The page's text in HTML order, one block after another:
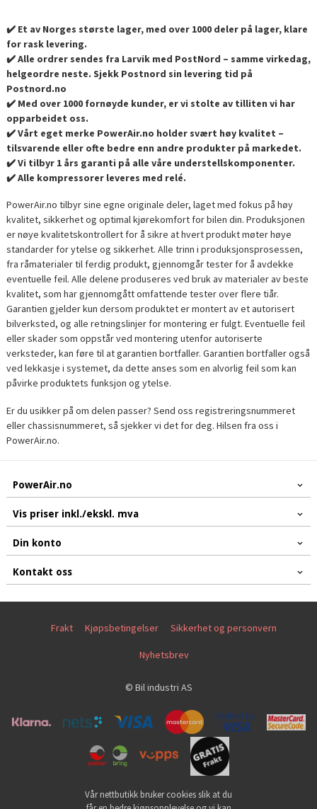
✔️ Et av Norges største lager, med over 1000 deler på lager, klare
for rask levering.
✔️ Alle ordrer sendes fra Larvik med PostNord – samme virkedag,
helgeordre neste. Sjekk Postnord sin levering tid på
Postnord.no
✔️ Med over 1000 fornøyde kunder, er vi stolte av tilliten vi har
opparbeidet oss.
✔️ Vårt eget merke PowerAir.no holder svært høy kvalitet –
tilsvarende eller ofte bedre enn andre produkter på markedet.
✔️ Vi tilbyr 1 års garanti på alle våre understellskomponenter.
✔️ Alle kompressorer leveres med relé.
PowerAir.no tilbyr sine egne originale deler, laget med fokus på høy
kvalitet, sikkerhet og optimal kjørekomfort for bilen din. Produksjonen
er nøye kvalitetskontrollert for å sikre at hvert produkt møter høye
standarder for ytelse og sikkerhet. Alle trinn i produksjonsprosessen,
fra råmaterialer til ferdig produkt, gjennomgår tester for å avdekke
eventuelle feil. Alle delene produseres ved bruk av materialer av beste
kvalitet, som har gjennomgått omfattende tester over flere tiår.
Garantien gjelder kun dersom produktet er montert av et autorisert
bilverksted, og alle retningslinjer for montering er fulgt. Eventuelle feil
eller skader som oppstår ved montering utenfor autoriserte
verksteder, kan føre til at garantien bortfaller. Garantien bortfaller også
ved lekkasje i systemet, da dette anses som en alvorlig feil som kan
påvirke produktets funksjon og ytelse.
Er du usikker på om delen passer? Send oss registreringsnummeret
eller chassisnummeret, så sjekker vi det for deg. Hilsen fra oss i
PowerAir.no.
PowerAir.no
Vis priser inkl./ekskl. mva
Din konto
Kontakt oss
Frakt Kjøpsbetingelser Sikkerhet og personvern
Nyhetsbrev
© Bil industri AS
Vår nettbutikk bruker cookies slik at du